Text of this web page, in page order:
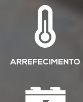
ARREFECIMENTO